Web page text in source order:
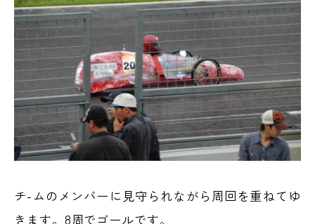
チ-ムのメンバーに見守られながら周回を重ねてゆ
きます。8周でゴールです。